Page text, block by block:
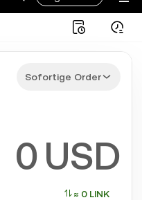
Sofortige Order
USD
≈ 0 LINK